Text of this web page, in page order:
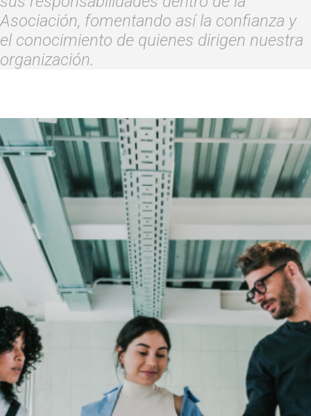
Asociación, fomentando así la confianza y
el conocimiento de quienes dirigen nuestra
organización.